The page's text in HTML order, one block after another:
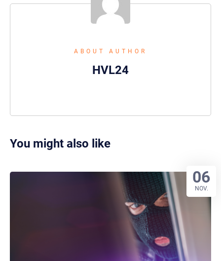
ABOUT AUTHOR
HVL24
You might also like
06
NOV.